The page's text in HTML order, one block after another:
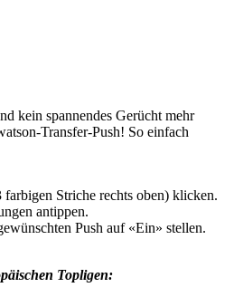
kein spannendes Gerücht mehr
Transfer-Push! So einfach
Striche rechts oben) klicken.
antippen.
Push auf «Ein» stellen.
Topligen: